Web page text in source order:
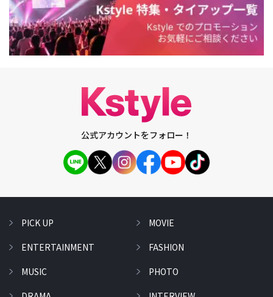
公式アカウントをフォロー！
PICK UP
ENTERTAINMENT
MUSIC
MOVIE
FASHION
PHOTO